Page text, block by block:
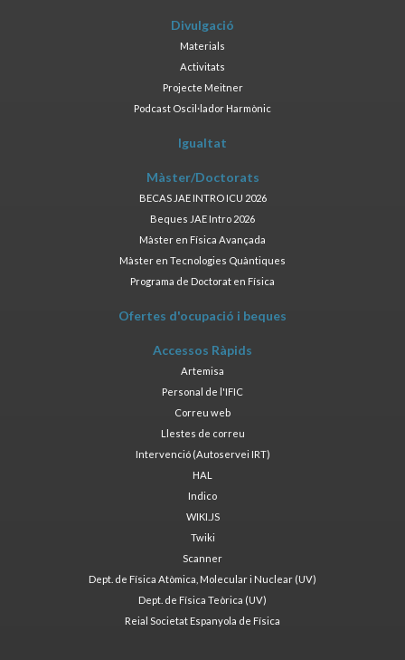
Divulgació
Materials
Activitats
Projecte Meitner
Podcast Oscil·lador Harmònic
Igualtat
Màster/Doctorats
BECAS JAE INTRO ICU 2026
Beques JAE Intro 2026
Màster en Física Avançada
Màster en Tecnologies Quàntiques
Programa de Doctorat en Física
Ofertes d'ocupació i beques
Accessos Ràpids
Artemisa
Personal de l'IFIC
Correu web
Llestes de correu
Intervenció (Autoservei IRT)
HAL
Indico
WIKI.JS
Twiki
Scanner
Dept. de Física Atòmica, Molecular i Nuclear (UV)
Dept. de Física Teòrica (UV)
Reial Societat Espanyola de Física